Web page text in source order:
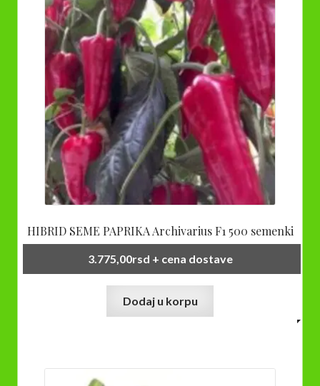
mogu
izabrane
na
stranici
proizvoda.
HIBRID SEME PAPRIKA Archivarius F1 500 semenki
3.775,00rsd + cena dostave
Dodaj u korpu